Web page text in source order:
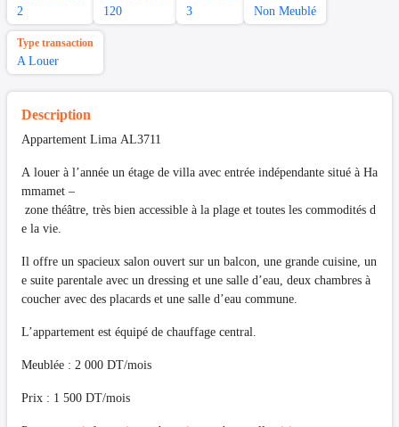
2 120 3 Non Meublé
Type transaction
A Louer
Description
Appartement Lima AL3711
A louer à l’année un étage de villa avec entrée indépendante situé à Ha
mmamet –
zone théâtre, très bien accessible à la plage et toutes les commodités d
e la vie.
Il offre un spacieux salon ouvert sur un balcon, une grande cuisine, un
e suite parentale avec un dressing et une salle d’eau, deux chambres à
coucher avec des placards et une salle d’eau commune.
L’appartement est équipé de chauffage central.
Meublée : 2 000 DT/mois
Prix : 1 500 DT/mois